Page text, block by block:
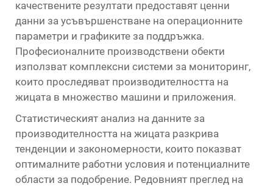
качествените резултати предоставят ценни
данни за усъвършенстване на операционните
параметри и графиките за поддръжка.
Професионалните производствени обекти
използват комплексни системи за мониторинг,
които проследяват производителността на
жицата в множество машини и приложения.
Статистическият анализ на данните за
производителността на жицата разкрива
тенденции и закономерности, които показват
оптималните работни условия и потенциалните
области за подобрение. Редовният преглед на